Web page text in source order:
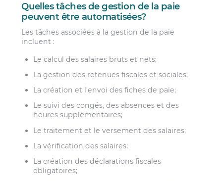
Quelles tâches de gestion de la paie
peuvent être automatisées?
Les tâches associées à la gestion de la paie
incluent :
Le calcul des salaires bruts et nets;
La gestion des retenues fiscales et sociales;
La création et l’envoi des fiches de paie;
Le suivi des congés, des absences et des
heures supplémentaires;
Le traitement et le versement des salaires;
La vérification des salaires;
La création des déclarations fiscales
obligatoires;